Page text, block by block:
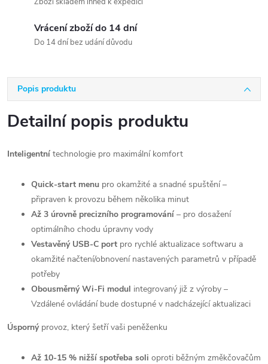
Vrácení zboží do 14 dní
Do 14 dní bez udání důvodu
Popis produktu
Detailní popis produktu
Inteligentní technologie pro maximální komfort
Quick-start menu pro okamžité a snadné spuštění –
připraven k provozu během několika minut
Až 3 úrovně precizního programování – pro dosažení
optimálního chodu úpravny vody
Vestavěný USB-C port pro rychlé aktualizace softwaru a
okamžité načtení/obnovení nastavených parametrů v případě
potřeby
Obousměrný Wi-Fi modul integrovaný již z výroby –
Vzdálené ovládání bude dostupné v nadcházející aktualizaci
Úspornýprovoz, který šetří vaši peněženku
Až 10-15 % nižší spotřeba soli oproti běžným změkčovačům